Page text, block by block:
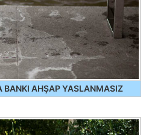
BANKI AHŞAP YASLANMASIZ